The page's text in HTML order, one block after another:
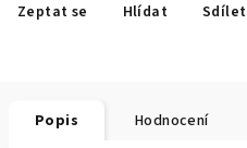
Zeptat se Hlídat Sdílet
Popis Hodnocení